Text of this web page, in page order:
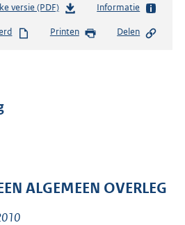
versie (PDF)b
s
t
t
Informatie
Printen Delen
ALGEMEEN OVERLEG